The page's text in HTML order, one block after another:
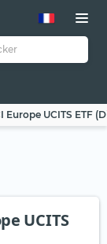
Europe UCITS ETF
UCITS